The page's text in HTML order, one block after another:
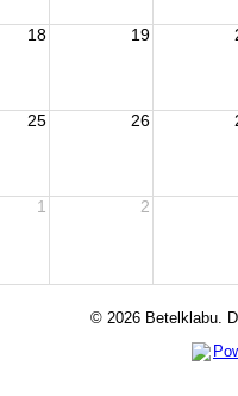
18 19
25 26
1 2
© 2026 Betelklabu.